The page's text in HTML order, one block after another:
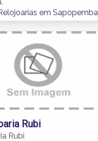
em Sapopemba
Rubi
Rubi